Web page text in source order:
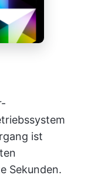
ist
Sekunden.